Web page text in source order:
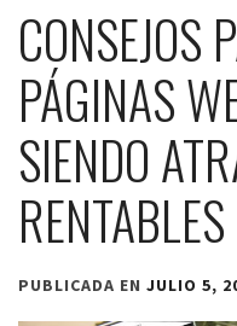
CONSEJOS
PÁGINAS
SIENDO
RENTABLES
PUBLICADA EN JULIO 5,